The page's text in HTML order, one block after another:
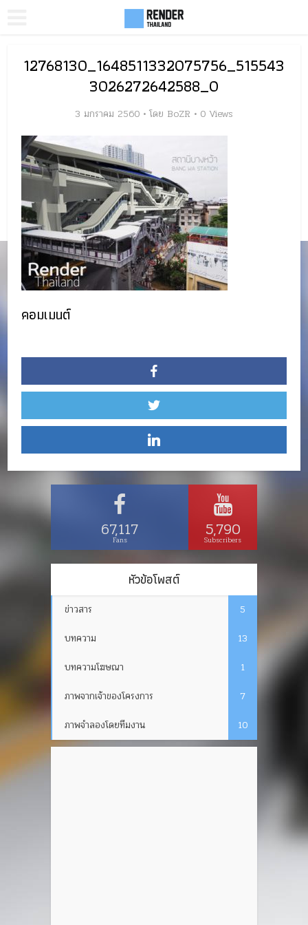
12768130_1648511332075756_515543
3026272642588_O
3 มกราคม 2560 โดย BoZR 0 Views
คอมเมนต์
67,117
Fans 5,790
Subscribers
หัวข้อโพสต์
ข่าวสาร
5
บทความ
13
บทความโฆษณา
1
ภาพจากเจ้าของโครงการ
7
ภาพจำลองโดยทีมงาน
10